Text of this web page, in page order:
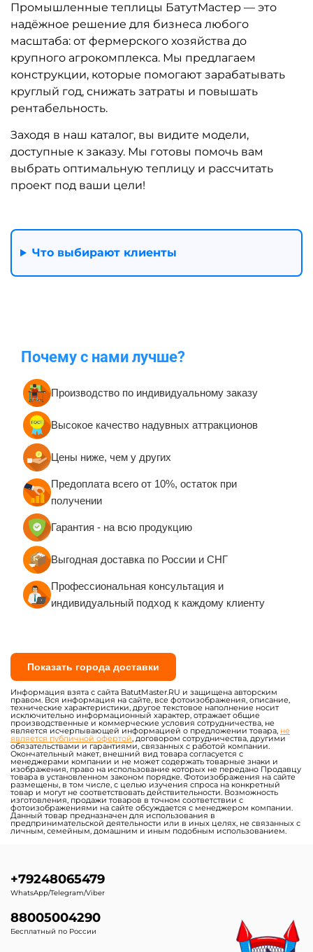
Промышленные теплицы БатутМастер — это
надёжное решение для бизнеса любого
масштаба: от фермерского хозяйства до
крупного агрокомплекса. Мы предлагаем
конструкции, которые помогают зарабатывать
круглый год, снижать затраты и повышать
рентабельность.
Заходя в наш каталог, вы видите модели,
доступные к заказу. Мы готовы помочь вам
выбрать оптимальную теплицу и рассчитать
проект под ваши цели!
Что выбирают клиенты
Почему с нами лучше?
Производство по индивидуальному заказу
Высокое качество надувных аттракционов
Цены ниже, чем у других
Предоплата всего от 10%, остаток при
получении
Гарантия - на всю продукцию
Выгодная доставка по России и СНГ
Профессиональная консультация и
индивидуальный подход к каждому клиенту
Показать города доставки
Информация взята с сайта BatutMaster.RU и защищена авторским
правом. Вся информация на сайте, все фотоизображения, описание,
технические характеристики, другое текстовое наполнение носит
исключительно информационный характер, отражает общие
производственные и коммерческие условия сотрудничества, не
является исчерпывающей информацией о предложении товара, не
является публичной офертой, договором сотрудничества, другими
обязательствами и гарантиями, связанных с работой компании.
Окончательный макет, внешний вид товара согласуется с
менеджерами компании и не может содержать товарные знаки и
изображения, право на использование которых не передано Продавцу
товара в установленном законом порядке. Фотоизображения на сайте
размещены, в том числе, с целью изучения спроса на конкретный
товар и могут не соответствовать действительности. Возможность
изготовления, продажи товаров в точном соответствии с
фотоизображениями на сайте обсуждается с менеджером компании.
Данный товар предназначен для использования в
предпринимательской деятельности или в иных целях, не связанных с
личным, семейным, домашним и иным подобным использованием.
+79248065479
WhatsApp/Telegram/Viber
88005004290
Бесплатный по России